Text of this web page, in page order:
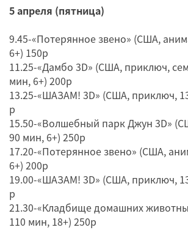
5 апреля (пятница)
9.45-«Потерянное звено» (США,
6+) 150р
11.25-«Дамбо 3D» (США, приключ,
мин, 6+) 200р
13.25-«ШАЗАМ! 3D» (США, приключ,
р
15.50-«Волшебный парк Джун 3D»
90 мин, 6+) 250р
17.20-«Потерянное звено» (США,
6+) 200р
19.00-«ШАЗАМ! 3D» (США, приключ,
р
21.30-«Кладбище домашних
110 мин, 18+) 250р